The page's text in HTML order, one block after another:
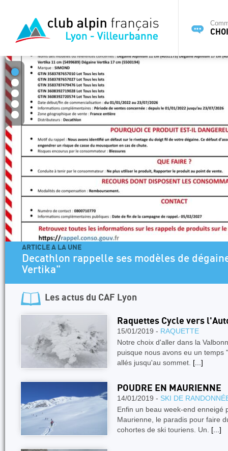
ARTICLE A LA UNE
Decathlon rappelle ses modèles de
Vertika"
Les actus du CAF Lyon
Raquettes Cycle vers
15/01/2019 - RAQUETTE
Notre choix d'aller dans la
puisque nous avons eu un temps
allés jusqu'au sommet. [...]
POUDRE EN MAURIENNE
14/01/2019 - SKI DE
Enfin un beau week-end enneigé
Maurienne, le paradis pour faire
cohortes de ski touriens. Un. [...]